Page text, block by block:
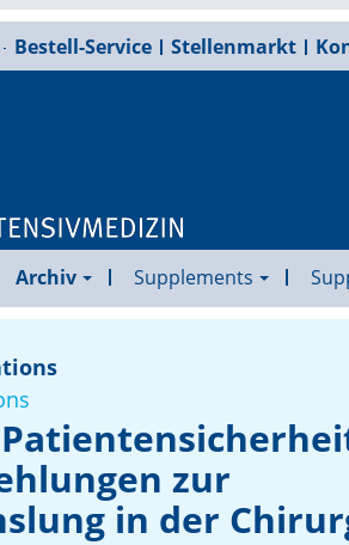
Bestell-Service Stellenmarkt
Archiv Supplements
zur
in der